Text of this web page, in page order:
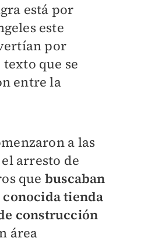
está por
este
por
que se
entre la
a las
arresto de
que buscaban
tienda
construcción
área